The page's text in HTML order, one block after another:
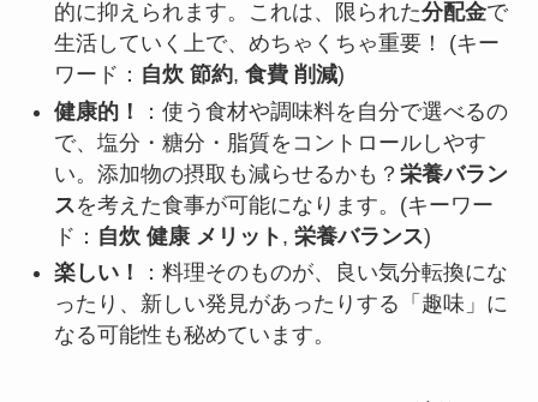
的に抑えられます。これは、限られた分配金で
生活していく上で、めちゃくちゃ重要！ (キー
ワード： 自炊 節約, 食費 削減)
健康的！
：使う食材や調味料を自分で選べるの
で、塩分・糖分・脂質をコントロールしやす
い。添加物の摂取も減らせるかも？ 栄養バラン
スを考えた食事が可能になります。(キーワー
ド： 自炊 健康 メリット , 栄養バランス)
楽しい！
：料理そのものが、良い気分転換にな
ったり、新しい発見があったりする「趣味」に
なる可能性も秘めています。